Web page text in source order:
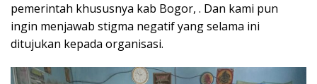
pemerintah khususnya kab Bogor, . Dan kami pun
ingin menjawab stigma negatif yang selama ini
ditujukan kepada organisasi.